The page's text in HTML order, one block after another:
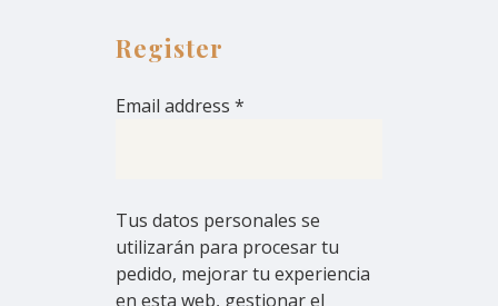
Register
Email address *
Tus datos personales se
utilizarán para procesar tu
pedido, mejorar tu experiencia
en esta web, gestionar el